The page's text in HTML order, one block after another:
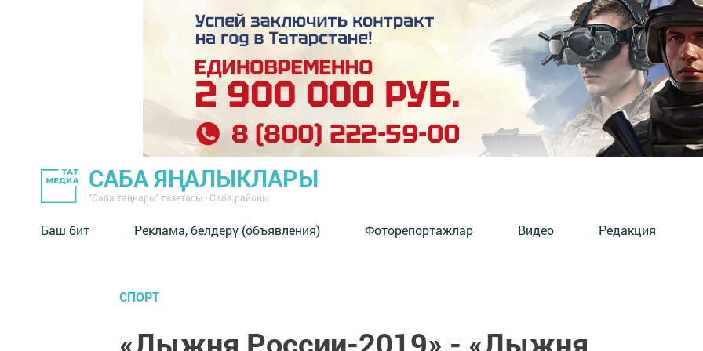
САБА ЯҢАЛЫКЛАРЫ
"Саба таңнары" газетасы - Саба районы
Баш бит Реклама, белдерү (объявления) Фоторепортажлар Видео Редакция
СПОРТ
«Лыжня России-2019» - «Лыжня